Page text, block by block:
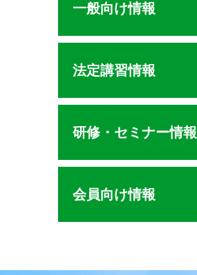
一般向け情報
法定講習情報
研修・セミナー情報
会員向け情報